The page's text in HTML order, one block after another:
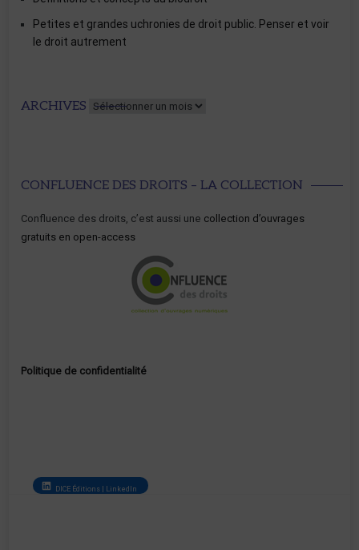
Petites et grandes uchronies de droit public. Penser et voir
le droit autrement
ARCHIVES Archives
CONFLUENCE DES DROITS – LA COLLECTION
Confluence des droits, c’est aussi une collection d’ouvrages
gratuits en open-access
Politique de confidentialité
DICE Éditions | LinkedIn